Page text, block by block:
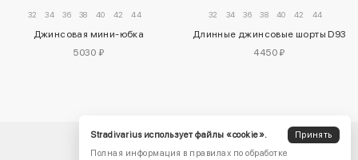
32 34 36 38 40 42 44
Джинсовая мини-юбка
5030 ₽
32 34 36 38 40 42 44
Длинные джинсовые шорты D93
4450 ₽
Stradivarius использует файлы «cookie».
Принять
Полная информация в правилах по обработке